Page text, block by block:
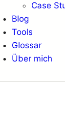
Case
Blog
Tools
Glossar
Über mich